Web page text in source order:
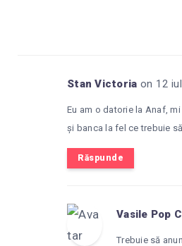
Stan Victoria on 12
Eu am o datorie la Anaf,
și banca la fel ce trebuie
Răspunde
Vasile Pop
Trebuie să